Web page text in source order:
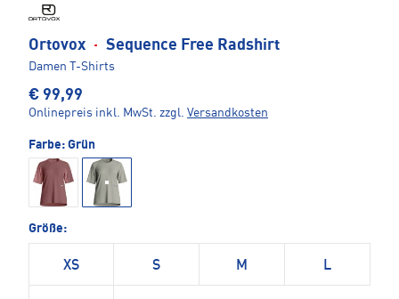
Ortovox · Sequence Free Radshirt
Damen T-Shirts
€ 99,99
Onlinepreis inkl. MwSt. zzgl. Versandkosten
Farbe: Grün
Größe:
XS S M L